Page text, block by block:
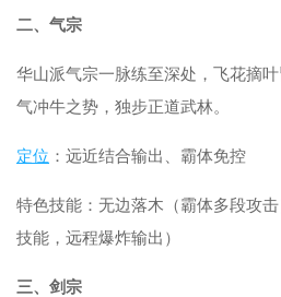
二、气宗
华山派气宗一脉练至深处，飞花摘
气冲牛之势，独步正道武林。
定位 ：远近结合输出、霸体免控
特色技能：无边落木（霸体多段攻
技能，远程爆炸输出）
三、剑宗